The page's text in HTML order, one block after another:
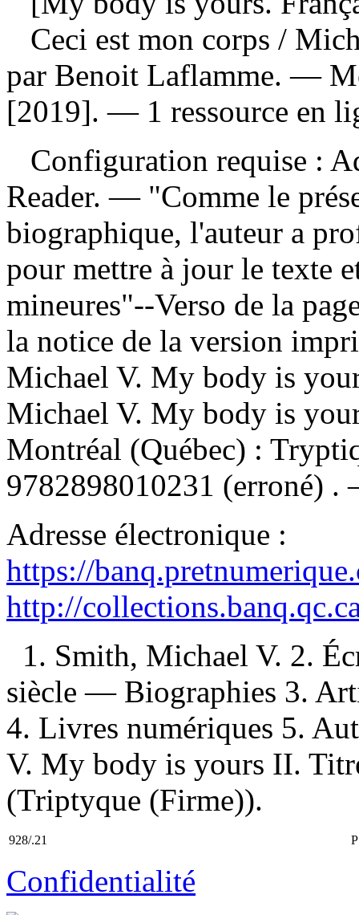
Ceci est mon corps /
par Benoit Laflamme. —
[2019]. — 1 ressource en
Configuration requise :
Reader. — "Comme le
biographique, l'auteur a
pour mettre à jour le texte
mineures"--Verso de la
la notice de la version
Michael V. My body is
Michael V. My body is
Montréal (Québec) :
9782898010231 (erroné)
Adresse électronique :
https://
http://
1. Smith, Michael V. 2.
siècle — Biographies 3.
4. Livres numériques 5.
V. My body is yours II.
(Triptyque (Firme)).
928/.21
Confidentialité